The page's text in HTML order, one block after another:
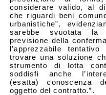
considerare valido, al
che riguardi beni
urbanistiche”,
sarebbe svuotata la
previsione della
l’apprezzabile
trovare una soluzione
strumento di lotta
soddisfi anche
(esatta) conoscenza
oggetto del contratto.”.